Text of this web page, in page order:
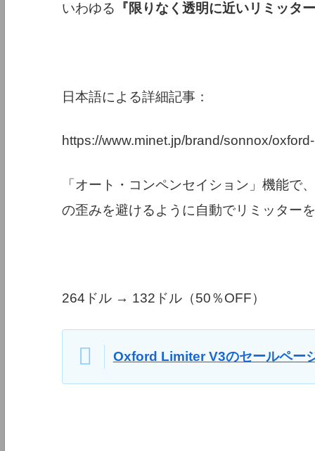
いわゆる 『限りなく透明に近いリミッタ
日本語による詳細記事：
https://www.minet.jp/brand/sonnox/
「オート・コンペンセイション」機能で
の歪みを避けるように自動でリミッター
264ドル → 132ドル（50％OFF）
Oxford Limiter V3のセールペー